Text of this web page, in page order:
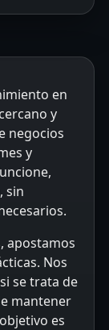
en
y
negocios
y
sin
apostamos
Nos
se trata de
mantener
es